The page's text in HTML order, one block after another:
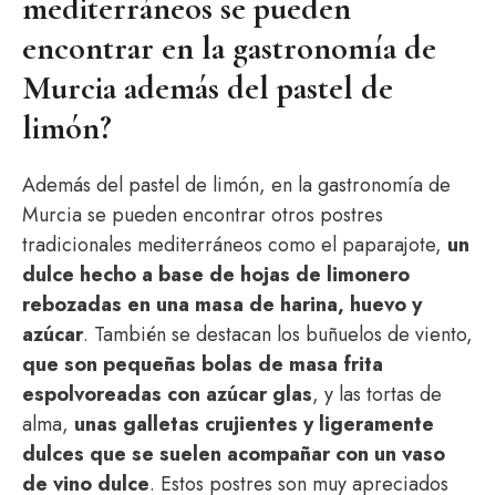
mediterráneos se pueden
encontrar en la gastronomía de
Murcia además del pastel de
limón?
Además del pastel de limón, en la gastronomía de
Murcia se pueden encontrar otros postres
tradicionales mediterráneos como el paparajote, un
dulce hecho a base de hojas de limonero
rebozadas en una masa de harina, huevo y
azúcar. También se destacan los buñuelos de viento,
que son pequeñas bolas de masa frita
espolvoreadas con azúcar glas, y las tortas de
alma, unas galletas crujientes y ligeramente
dulces que se suelen acompañar con un vaso
de vino dulce. Estos postres son muy apreciados